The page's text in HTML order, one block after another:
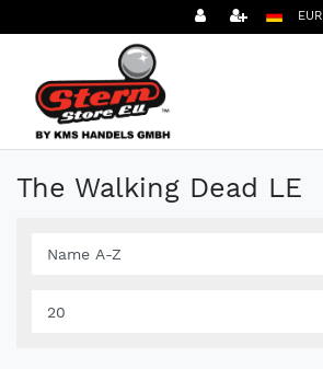
EUR
The Walking Dead LE